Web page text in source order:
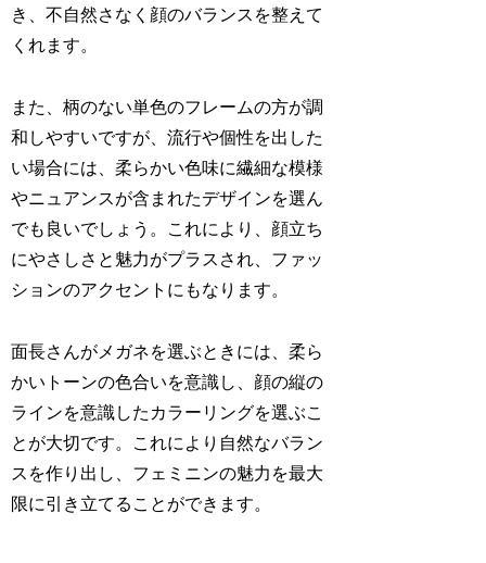
き、不自然さなく顔のバランスを整えて
くれます。
また、柄のない単色のフレームの方が調
和しやすいですが、流行や個性を出した
い場合には、柔らかい色味に繊細な模様
やニュアンスが含まれたデザインを選ん
でも良いでしょう。これにより、顔立ち
にやさしさと魅力がプラスされ、ファッ
ションのアクセントにもなります。
面長さんがメガネを選ぶときには、柔ら
かいトーンの色合いを意識し、顔の縦の
ラインを意識したカラーリングを選ぶこ
とが大切です。これにより自然なバラン
スを作り出し、フェミニンの魅力を最大
限に引き立てることができます。